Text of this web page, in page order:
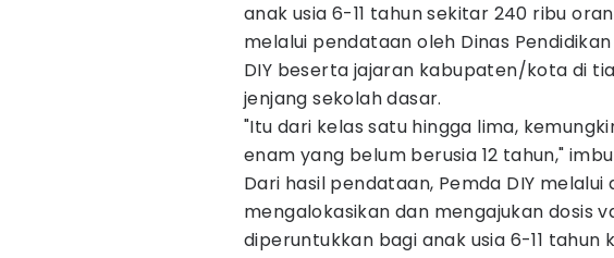
anak usia 6-11 tahun sekitar 240 ribu
melalui pendataan oleh Dinas
DIY beserta jajaran kabupaten/kota di
jenjang sekolah dasar.
"Itu dari kelas satu hingga lima,
enam yang belum berusia 12 tahun,"
Dari hasil pendataan, Pemda DIY melalui
mengalokasikan dan mengajukan dosis
diperuntukkan bagi anak usia 6-11 tahun